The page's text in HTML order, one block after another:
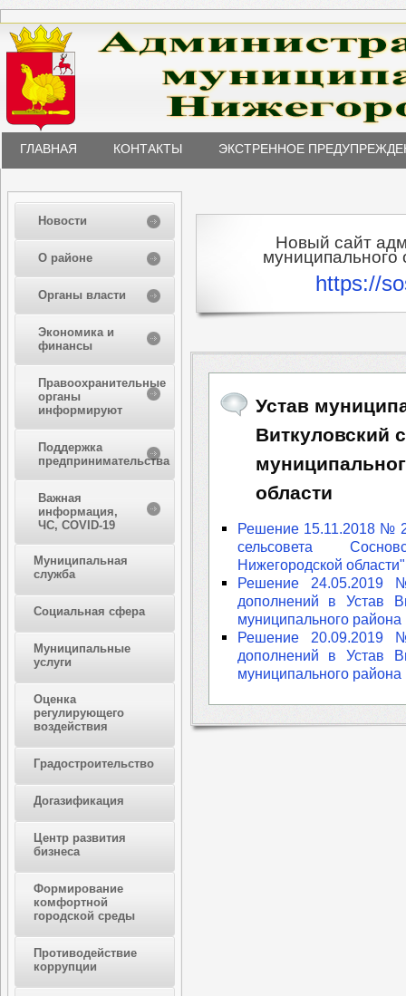
ГЛАВНАЯ КОНТАКТЫ ЭКСТРЕННОЕ
Новости
О районе
Органы власти
Экономика и
финансы
Правоохранительные
органы
информируют
Поддержка
предпринимательства
Важная
информация,
ЧС, COVID-19
Муниципальная
служба
Социальная сфера
Муниципальные
услуги
Оценка
регулирующего
воздействия
Градостроительство
Догазификация
Центр развития
бизнеса
Формирование
комфортной
городской среды
Противодействие
коррупции
Новый сайт
муниципального
https://
Устав
Виткуловский
области
Решение 15.11.2018 №
сельсовета
Нижегородской области"
Решение
дополнений в Устав
муниципального
Решение
дополнений в Устав
муниципального